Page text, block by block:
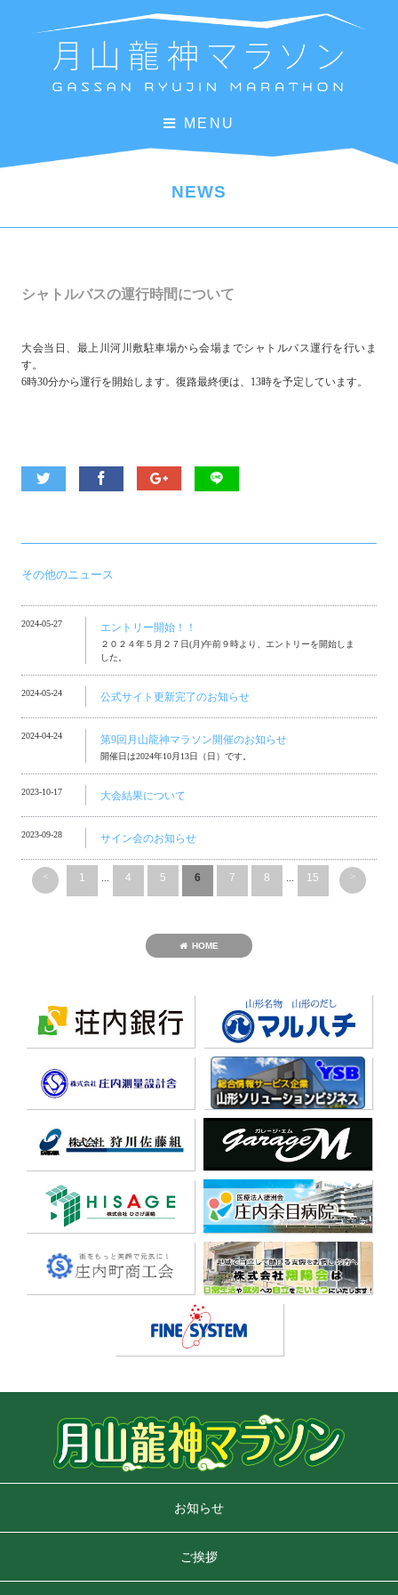
MENU
NEWS
シャトルバスの運行時間について
大会当日、最上川河川敷駐車場から会場までシャトルバス運行を行いま
す。
6時30分から運行を開始します。復路最終便は、13時を予定しています。
その他のニュース
2024-05-27 エントリー開始！！
２０２４年５月２７日(月)午前９時より、エントリーを開始しま
した。
2024-05-24 公式サイト更新完了のお知らせ
2024-04-24 第9回月山龍神マラソン開催のお知らせ
開催日は2024年10月13日（日）です。
2023-10-17 大会結果について
2023-09-28 サイン会のお知らせ
< 1 ... 4 5 6 7 8 ... 15 >
HOME
お知らせ
ご挨拶